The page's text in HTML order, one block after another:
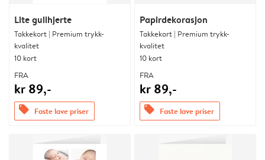
Lite gullhjerte
Takkekort | Premium trykk-
kvalitet
10 kort
FRA
kr 89,-
offers Faste lave priser
Papirdekorasjon
Takkekort | Premium trykk-
kvalitet
10 kort
FRA
kr 89,-
offers Faste lave priser